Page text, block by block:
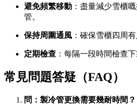
避免頻繁移動 ：盡量減少雪櫃
管。
保持周圍通風 ：確保雪櫃四周
定期檢查 ：每隔一段時間檢查
常見問題答疑（FAQ）
問：製冷管更換需要幾耐時間？